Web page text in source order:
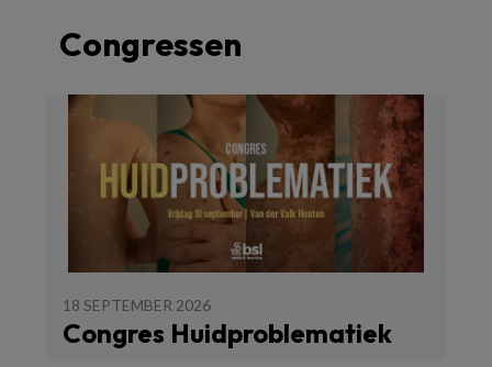
Congressen
18 SEPTEMBER 2026
Congres Huidproblematiek